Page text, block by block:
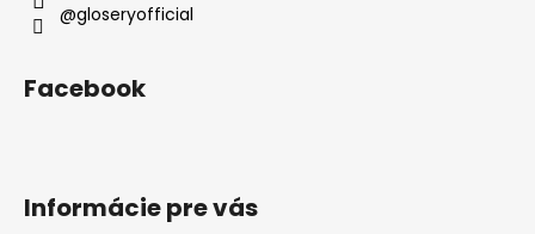
@gloseryofficial
Facebook
Informácie pre vás